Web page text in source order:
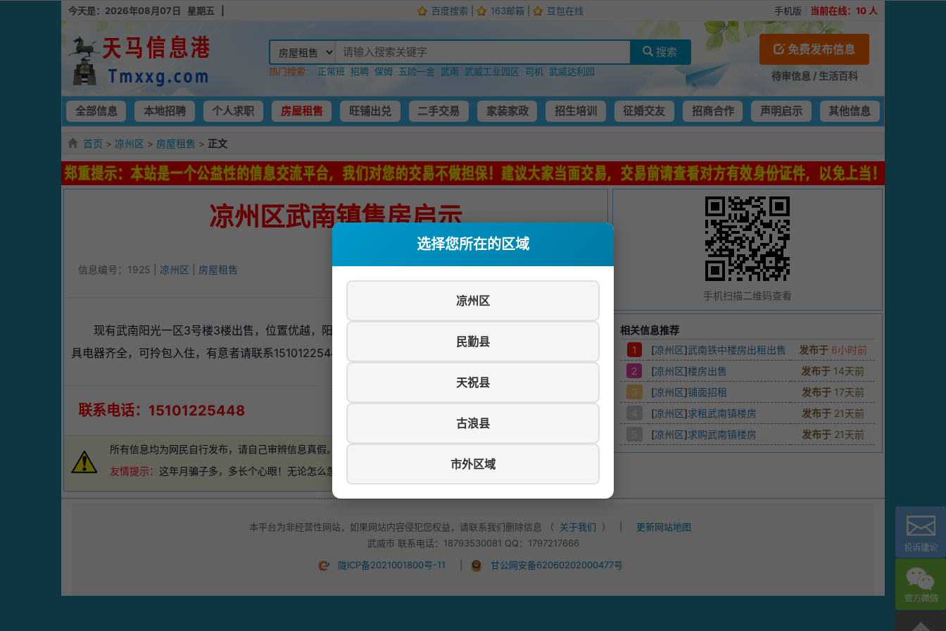
今天是：2026年08月07日 星期五 | 百度搜索 163邮箱 豆包在线 手机版 当前在线： 10 人
搜索
热门搜索： 正常班 招聘 保姆 五险一金 武南 武威工业园区 司机 武威达利园
免费发布信息
待审信息 / 生活百科
选择您所在的区域
凉州区
民勤县
天祝县
古浪县
市外区域
全部信息 本地招聘 个人求职 房屋租售 旺铺出兑 二手交易 家装家政 招生培训 征婚交友 招商合作 声明启示 其他信息
首页 > 凉州区 > 房屋租售 > 正文
凉州区武南镇售房启示
信息编号：1925 | 凉州区 房屋租售 发布时间：2024-11-17 02:23:21
现有武南阳光一区3号楼3楼出售，位置优越，阳光充足，南北通透，精装修，水电暖天然气齐全，家
具电器齐全，可拎包入住，有意者请联系15101225448
联系电话：15101225448
所有信息均为网民自行发布，请自己审辨信息真假。 如有损失，本站概不负责
友情提示： 这年月骗子多，多长个心眼！无论怎么忽悠，不要轻易付款！
手机扫描二维码查看
相关信息推荐
1
[凉州区]武南铁中楼房出租出售 发布于 6小时前
2
[凉州区]楼房出售 发布于 14天前
3
[凉州区]铺面招租 发布于 17天前
[凉州区]求租武南镇楼房 发布于 21天前
[凉州区]求购武南镇楼房 发布于 21天前
本平台为非经营性网站，如果网站内容侵犯您权益，请联系我们删除信息 （ 关于我们 ）
更新网站地图
武威市 联系电话：18793530081 QQ：1797217666
陇ICP备2021001800号-11
甘公网安备62060202000477号